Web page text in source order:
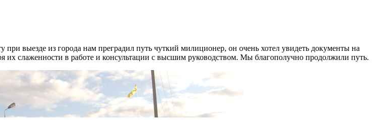
выезде из города нам преградил путь чуткий милиционер, он очень хотел увидеть документы на
их слаженности в работе и консультации с высшим руководством. Мы благополучно продолжили путь.